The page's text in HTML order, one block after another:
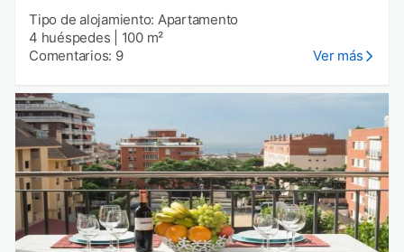
Tipo de alojamiento: Apartamento
4 huéspedes
100 m²
Comentarios: 9
Ver más